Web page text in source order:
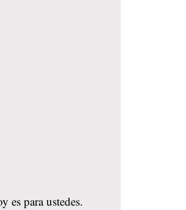
es para ustedes.